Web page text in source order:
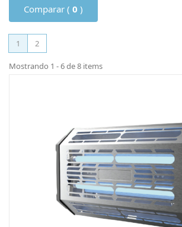
Comparar ( 0 )
1 2
Mostrando 1 - 6 de 8 items